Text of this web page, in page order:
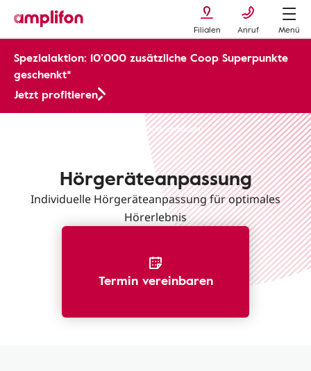
Filialen Anruf Menü
Spezialaktion: 10’000 zusätzliche Coop Superpunkte
geschenkt*
Jetzt profitieren
Hörgeräte anpassen
Hörgeräteanpassung
Individuelle Hörgeräteanpassung für optimales
Hörerlebnis
Termin vereinbaren